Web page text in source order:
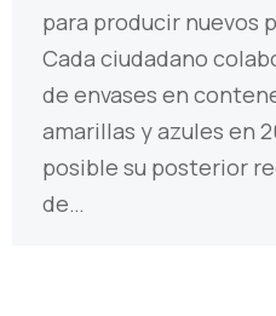
para producir nuevos
Cada ciudadano
de envases en
amarillas y azules en
posible su posterior
de…